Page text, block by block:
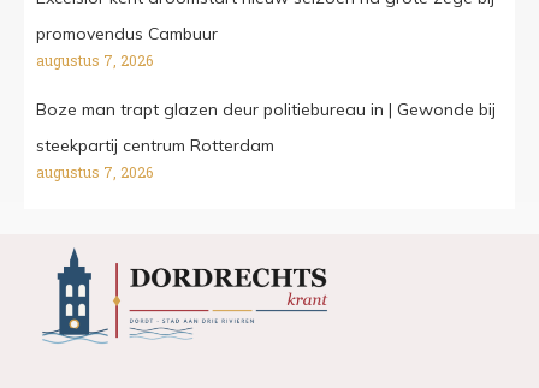
promovendus Cambuur
augustus 7, 2026
Boze man trapt glazen deur politiebureau in | Gewonde bij
steekpartij centrum Rotterdam
augustus 7, 2026